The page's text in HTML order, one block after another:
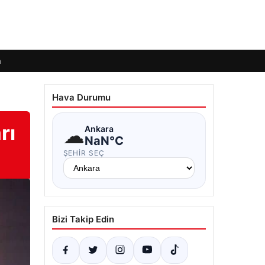
Hava Durumu
☁Ankara
NaN°C
ŞEHIR SEÇ
Bizi Takip Edin